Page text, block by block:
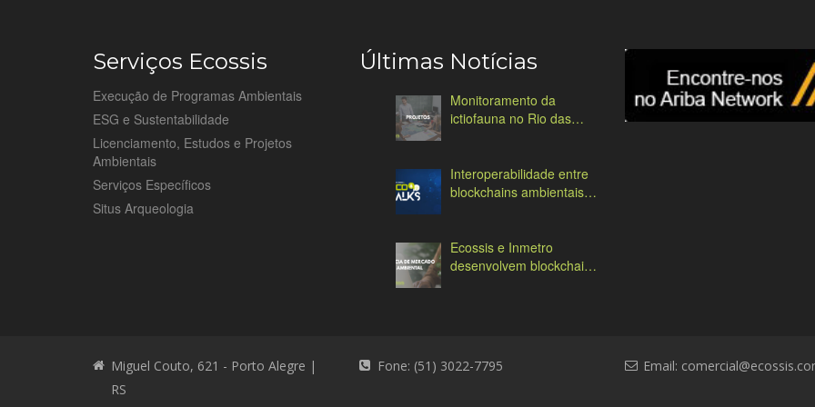
Serviços Ecossis
Execução de Programas Ambientais
ESG e Sustentabilidade
Licenciamento, Estudos e Projetos
Ambientais
Serviços Específicos
Situs Arqueologia
Últimas Notícias
Monitoramento da
ictiofauna no Rio das
Interoperabilidade entre
blockchains ambientais:
Ecossis e Inmetro
desenvolvem blockchain
Miguel Couto, 621 - Porto Alegre |
RS
Fone: (51) 3022-7795 Email: